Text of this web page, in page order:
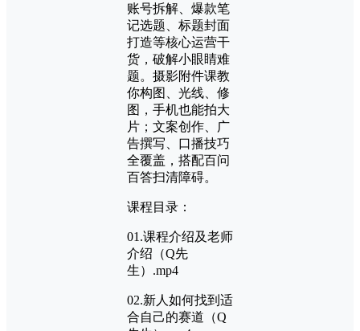
账号拆解、爆款笔
记选题、标题封面
打造等核心运营干
货，破解小眼睛难
题。摄影附件课教
你构图、光线、修
图，手机也能拍大
片；文案创作、广
告撰写、口播技巧
全覆盖，搭配百问
百答扫清障碍。
课程目录：
01.课程介绍及老师
介绍（Q先
生）.mp4
02.新人如何找到适
合自己的赛道（Q